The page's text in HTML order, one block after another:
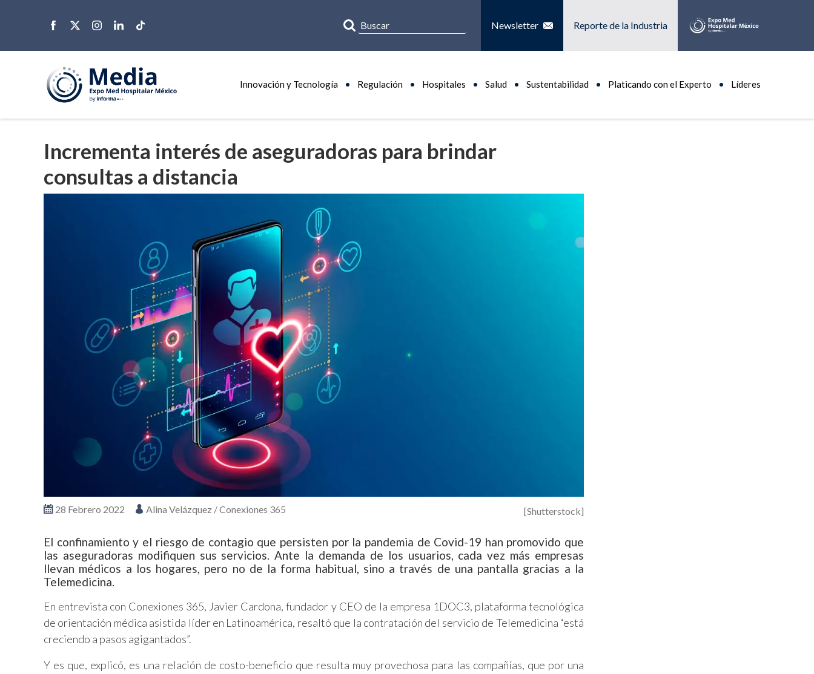
Newsletter Reporte de la Industria
Innovación y Tecnología Regulación Hospitales Salud Sustentabilidad Platicando con el Experto Líderes
Incrementa interés de aseguradoras para brindar
consultas a distancia
28 Febrero 2022 Alina Velázquez / Conexiones 365 [Shutterstock]
El confinamiento y el riesgo de contagio que persisten por la pandemia de Covid-19 han promovido que
las aseguradoras modifiquen sus servicios. Ante la demanda de los usuarios, cada vez más empresas
llevan médicos a los hogares, pero no de la forma habitual, sino a través de una pantalla gracias a la
Telemedicina.
En entrevista con Conexiones 365, Javier Cardona, fundador y CEO de la empresa 1DOC3, plataforma tecnológica
de orientación médica asistida líder en Latinoamérica, resaltó que la contratación del servicio de Telemedicina “está
creciendo a pasos agigantados”.
Y es que, explicó, es una relación de costo-beneficio que resulta muy provechosa para las compañías, que por una